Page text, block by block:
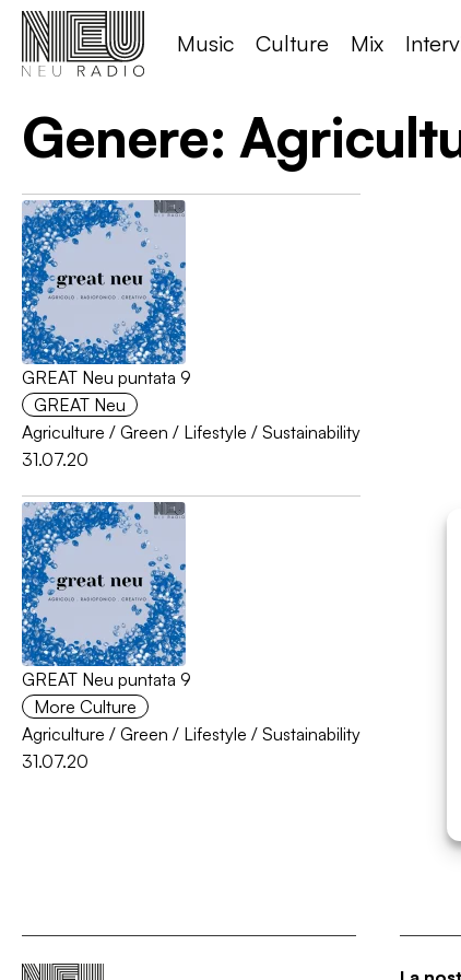
Music Culture Mix
Genere:
GREAT Neu puntata 9
GREAT Neu
Agriculture / Green / Lifestyle / Sustainability
31.07.20
GREAT Neu puntata 9
More Culture
Agriculture / Green / Lifestyle / Sustainability
31.07.20